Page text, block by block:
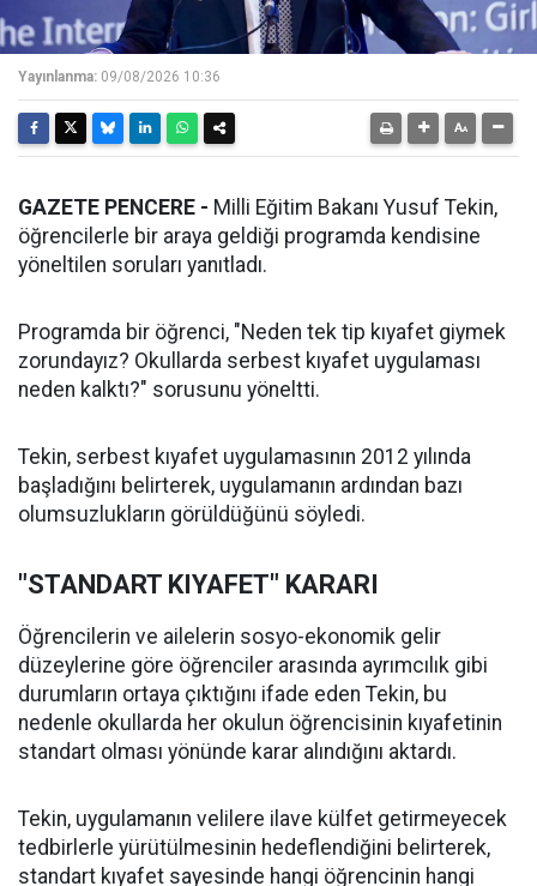
Yayınlanma: 09/08/2026 10:36
GAZETE PENCERE - Milli Eğitim Bakanı Yusuf Tekin,
öğrencilerle bir araya geldiği programda kendisine
yöneltilen soruları yanıtladı.
Programda bir öğrenci, "Neden tek tip kıyafet giymek
zorundayız? Okullarda serbest kıyafet uygulaması
neden kalktı?" sorusunu yöneltti.
Tekin, serbest kıyafet uygulamasının 2012 yılında
başladığını belirterek, uygulamanın ardından bazı
olumsuzlukların görüldüğünü söyledi.
"STANDART KIYAFET" KARARI
Öğrencilerin ve ailelerin sosyo-ekonomik gelir
düzeylerine göre öğrenciler arasında ayrımcılık gibi
durumların ortaya çıktığını ifade eden Tekin, bu
nedenle okullarda her okulun öğrencisinin kıyafetinin
standart olması yönünde karar alındığını aktardı.
Tekin, uygulamanın velilere ilave külfet getirmeyecek
tedbirlerle yürütülmesinin hedeflendiğini belirterek,
standart kıyafet sayesinde hangi öğrencinin hangi